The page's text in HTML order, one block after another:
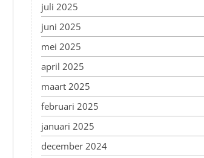
juli 2025
juni 2025
mei 2025
april 2025
maart 2025
februari 2025
januari 2025
december 2024